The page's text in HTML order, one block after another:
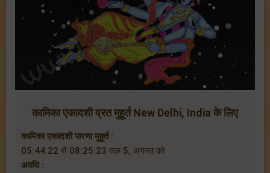
कामिका एकादशी व्रत मुहूर्त New Delhi, India के लिए
कामिका एकादशी पारणा मुहूर्त :
05:44:22 से 08:25:23 तक 5, अगस्त को
अवधि :